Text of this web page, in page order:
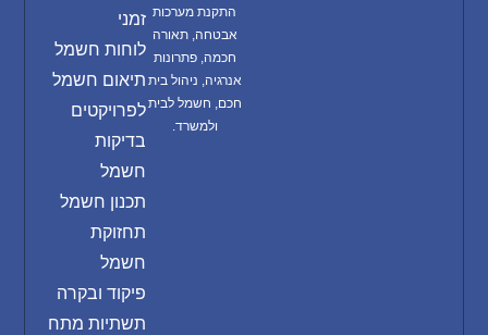
התקנת מערכות
אבטחה, תאורה
חכמה, פתרונות
אנרגיה, ניהול בית
חכם, חשמל לבית
ולמשרד.
זמני
לוחות חשמל
תיאום חשמל
לפרויקטים
בדיקות
חשמל
תכנון חשמל
תחזוקת
חשמל
פיקוד ובקרה
תשתיות מתח